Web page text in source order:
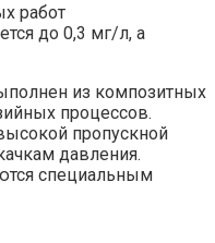
работ
до 0,3 мг/л, а
из композитных
процессов.
пропускной
давления.
специальным